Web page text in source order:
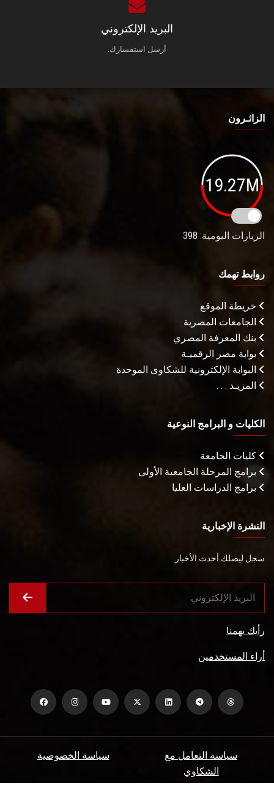
البريد الإلكتروني
أرسل استفسارك.
الزائـرون
19.27M
الزيارات اليومية: 398
روابط تهمك
خريطة الموقع
الجامعات المصرية
بنك المعرفة المصري
بوابة مصر الرقميـة
البوابة الإلكترونية للشكاوى الموحدة
المزيـد . . .
الكليات و البرامج النوعية
كليات الجامعة
برامج المرحلة الجامعية الأولى
برامج الدراسات العليا
النشرة الإخبارية
سجل ليصلك أحدث الأخبار
رأيك يهمنا
أراء المستخدمين
سياسة الخصوصية
سياسة التعامل مع
الشكاوي